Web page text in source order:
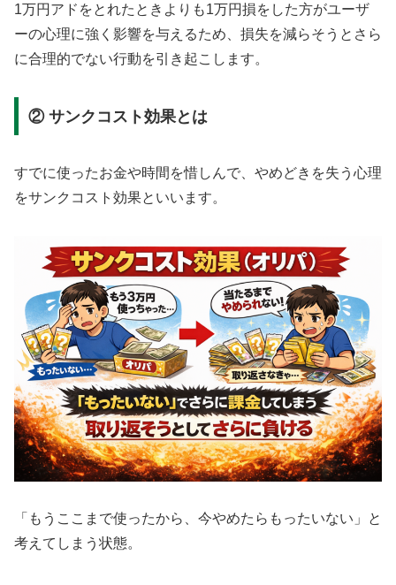
1万円アドをとれたときよりも1万円損をした方がユーザ
ーの心理に強く影響を与えるため、損失を減らそうとさら
に合理的でない行動を引き起こします。
② サンクコスト効果とは
すでに使ったお金や時間を惜しんで、やめどきを失う心理
をサンクコスト効果といいます。
「もうここまで使ったから、今やめたらもったいない」と
考えてしまう状態。